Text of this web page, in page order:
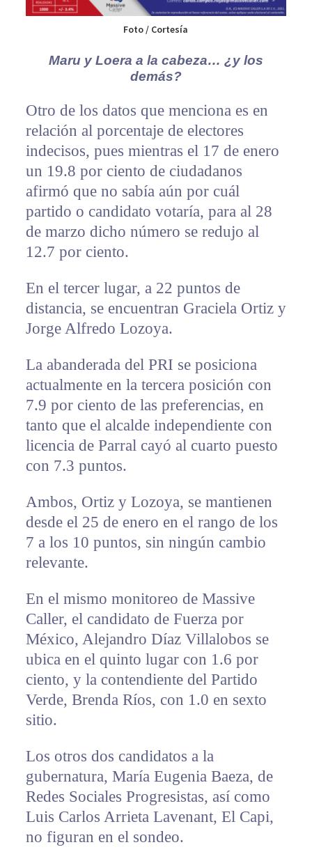
Foto / Cortesía
Maru y Loera a la cabeza… ¿y los
demás?
Otro de los datos que menciona es en
relación al porcentaje de electores
indecisos, pues mientras el 17 de enero
un 19.8 por ciento de ciudadanos
afirmó que no sabía aún por cuál
partido o candidato votaría, para al 28
de marzo dicho número se redujo al
12.7 por ciento.
En el tercer lugar, a 22 puntos de
distancia, se encuentran Graciela Ortiz y
Jorge Alfredo Lozoya.
La abanderada del PRI se posiciona
actualmente en la tercera posición con
7.9 por ciento de las preferencias, en
tanto que el alcalde independiente con
licencia de Parral cayó al cuarto puesto
con 7.3 puntos.
Ambos, Ortiz y Lozoya, se mantienen
desde el 25 de enero en el rango de los
7 a los 10 puntos, sin ningún cambio
relevante.
En el mismo monitoreo de Massive
Caller, el candidato de Fuerza por
México, Alejandro Díaz Villalobos se
ubica en el quinto lugar con 1.6 por
ciento, y la contendiente del Partido
Verde, Brenda Ríos, con 1.0 en sexto
sitio.
Los otros dos candidatos a la
gubernatura, María Eugenia Baeza, de
Redes Sociales Progresistas, así como
Luis Carlos Arrieta Lavenant, El Capi,
no figuran en el sondeo.